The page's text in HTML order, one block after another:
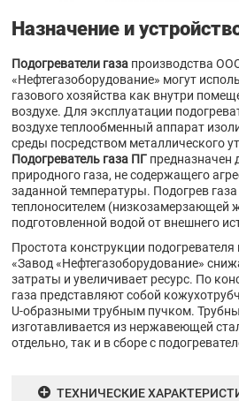
Назначение и
Подогреватели газа производства
«Нефтегазоборудование» могут
газового хозяйства как внутри
воздухе. Для эксплуатации
воздухе теплообменный аппарат
среды посредством металлического
Подогреватель газа ПГ предназначен
природного газа, не содержащего
заданной температуры. Подогрев
теплоносителем (низкозамерзающей
подготовленной водой от внешнего
Простота конструкции
«Завод «Нефтегазоборудование»
затраты и увеличивает ресурс. По
газа представляют собой
U-образными трубным пучком.
изготавливается из нержавеющей
отдельно, так и в сборе с
ТЕХНИЧЕСКИЕ